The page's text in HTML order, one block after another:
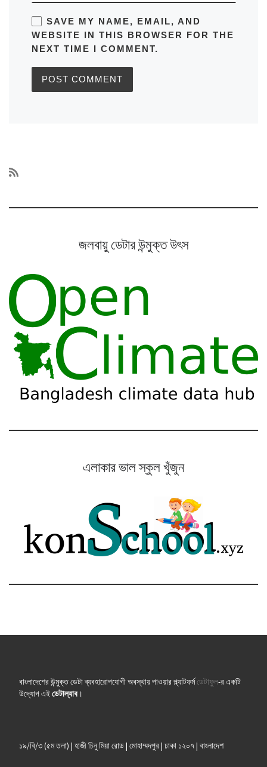
SAVE MY NAME, EMAIL, AND
WEBSITE IN THIS BROWSER FOR THE
NEXT TIME I COMMENT.
জলবায়ু ডেটার উন্মুক্ত উৎস
এলাকার ভাল স্কুল খুঁজুন
বাংলাদেশের উন্মুক্ত ডেটা ব্যবহারোপযোগী অবস্থায় পাওয়ার প্ল্যাটফর্মডেটাফুল-র একটি
উদ্যোগ এইডেটাল্যাব।
১৯/বি/৩ (৫ম তলা) | হাজী চিনু মিয়া রোড | মোহাম্মদপুর | ঢাকা ১২০৭ | বাংলাদেশ